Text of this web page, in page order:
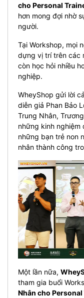
cho Personal
hơn mong đợi nhờ
người.
Tại Workshop, mọi
dựng vị trí trên các
còn học hỏi nhiều
nghiệp.
WheyShop gửi lời
diễn giả Phan Bảo
Trung Nhân,
những kinh
những bạn trẻ non
nhân thành công
Một lần nữa,
tham gia buổi
Nhân cho